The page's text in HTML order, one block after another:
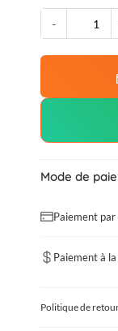
-
Mode de
Paiement
Paiement à
Politique de